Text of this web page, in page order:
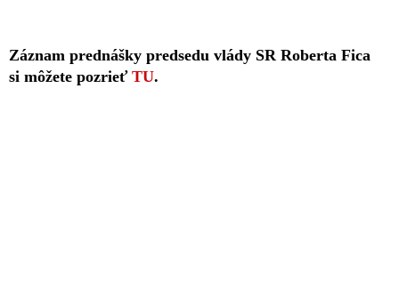
Záznam prednášky predsedu vlády SR Roberta Fica
si môžete pozrieť TU.